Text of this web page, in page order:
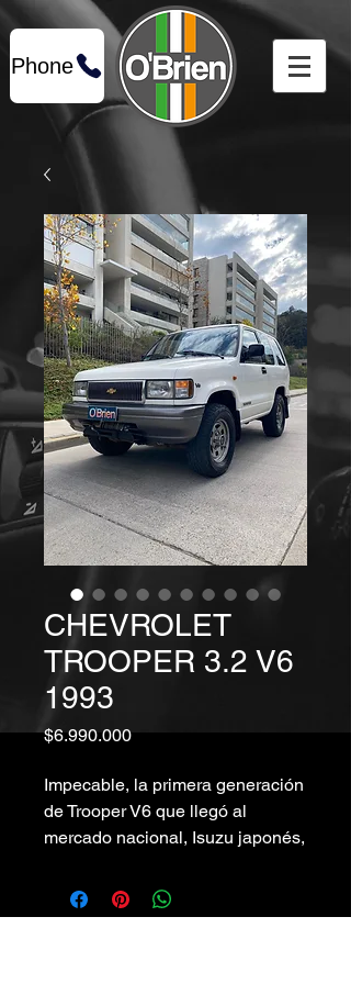
Phone
CHEVROLET
TROOPER 3.2 V6
1993
$6.990.000Precio
Impecable, la primera generación
de Trooper V6 que llegó al
mercado nacional, Isuzu japonés,
mecanico, muy original, andando
muy bien, neumaticos y